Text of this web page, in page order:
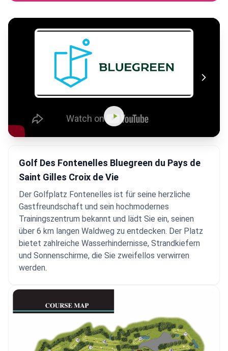
Golf Des Fontenelles Bluegreen du Pays de
Saint Gilles Croix de Vie
Der Golfplatz Fontenelles ist für seine herzliche
Gastfreundschaft und sein hochmodernes
Trainingszentrum bekannt und lädt Sie ein, seinen
über 6 km langen Waldweg zu entdecken. Der Platz
bietet zahlreiche Wasserhindernisse, Strandkiefern
und Sonnenschirme, die Sie zweifellos verwirren
werden.